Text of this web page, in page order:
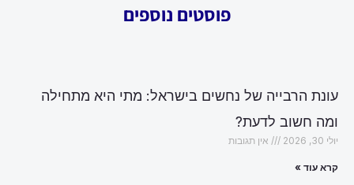
פוסטים נוספים
עונת הרבייה של נחשים בישראל: מתי היא מתחילה
ומה חשוב לדעת?
יולי 30, 2026 אין תגובות
קרא עוד »